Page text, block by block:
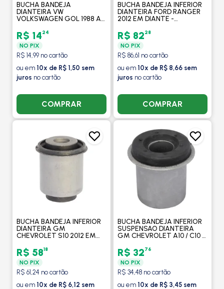
BUCHA BANDEJA
DIANTEIRA VW
VOLKSWAGEN GOL 1988 A
SAVEIRO 1997 A 2008 -
MOBENSANI
R$ 1424
NO PIX
R$ 14,99 no cartão
ou em 10x de R$ 1,50 sem
juros no cartão
COMPRAR
BUCHA BANDEJA INFERIOR
DIANTEIRA FORD RANGER
2012 EM DIANTE -
R$ 8228
NO PIX
R$ 86,61 no cartão
ou em 10x de R$ 8,66 sem
juros no cartão
COMPRAR
BUCHA BANDEJA INFERIOR
DIANTEIRA GM
CHEVROLET S10 2012 EM
R$ 5818
NO PIX
R$ 61,24 no cartão
ou em 10x de R$ 6,12 sem
BUCHA BANDEJA INFERIOR
SUSPENSAO DIANTEIRA
GM CHEVROLET A10 / C10 /
1996 - MOBENSANI
R$ 3276
NO PIX
R$ 34,48 no cartão
ou em 10x de R$ 3,45 sem